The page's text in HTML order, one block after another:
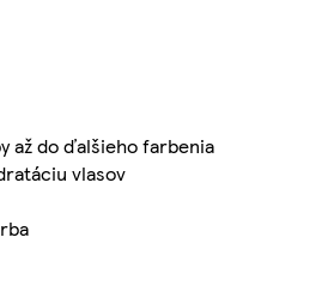
až do ďalšieho farbenia
vlasov